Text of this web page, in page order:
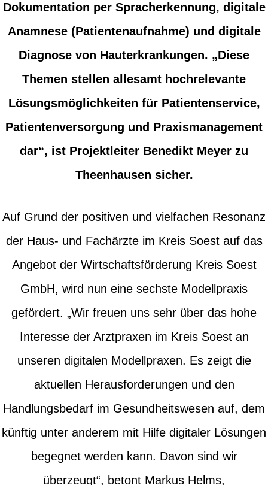
Dokumentation per Spracherkennung, digitale
Anamnese (Patientenaufnahme) und digitale
Diagnose von Hauterkrankungen. „Diese
Themen stellen allesamt hochrelevante
Lösungsmöglichkeiten für Patientenservice,
Patientenversorgung und Praxismanagement
dar“, ist Projektleiter Benedikt Meyer zu
Theenhausen sicher.
Auf Grund der positiven und vielfachen Resonanz
der Haus- und Fachärzte im Kreis Soest auf das
Angebot der Wirtschaftsförderung Kreis Soest
GmbH, wird nun eine sechste Modellpraxis
gefördert. „Wir freuen uns sehr über das hohe
Interesse der Arztpraxen im Kreis Soest an
unseren digitalen Modellpraxen. Es zeigt die
aktuellen Herausforderungen und den
Handlungsbedarf im Gesundheitswesen auf, dem
künftig unter anderem mit Hilfe digitaler Lösungen
begegnet werden kann. Davon sind wir
überzeugt“, betont Markus Helms,